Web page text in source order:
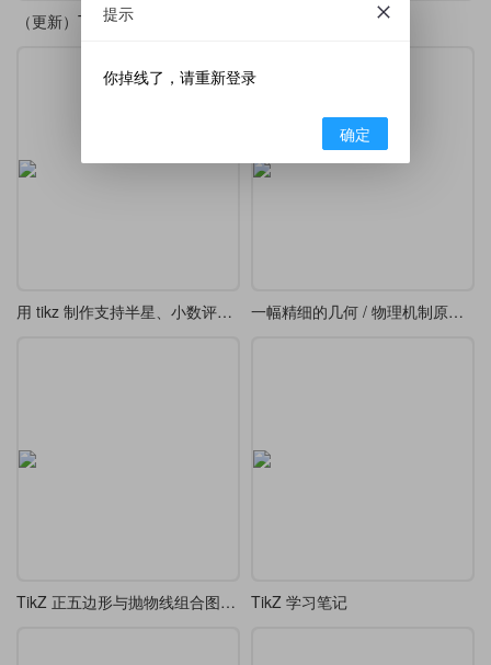
（更新）TikZ-Editor 中文版 TikZ-Editor 中文版
用 tikz 制作支持半星、小数评分显示的星级评分 一幅精细的几何 / 物理机制原理图-转动连杆、轨道及阴影剖面线三维几何投影图
TikZ 正五边形与抛物线组合图形（类似 “花瓣” 或 “星形” 图案） TikZ 学习笔记
提示
你掉线了，请重新登录
确定